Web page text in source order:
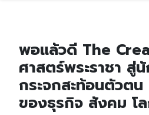
พอแล้วดี The
ศาสตร์พระราชา สู่
กระจกสะท้อนตัวต
ของธุรกิจ สังคม โ